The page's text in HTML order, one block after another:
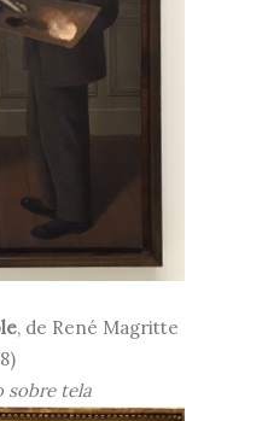
, de René Magritte
sobre tela